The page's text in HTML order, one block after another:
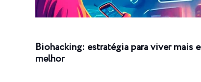
Biohacking: estratégia para viver mais e
melhor